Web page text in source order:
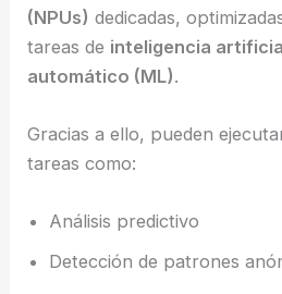
(NPUs) dedicadas,
tareas de inteligencia
automático (ML).
Gracias a ello, pueden
tareas como:
Análisis predictivo
Detección de patrones